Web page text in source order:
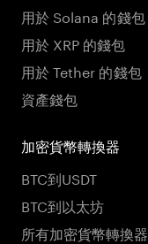
用於 Solana 的錢包
用於 XRP 的錢包
用於 Tether 的錢包
資產錢包
加密貨幣轉換器
BTC到USDT
BTC到以太坊
所有加密貨幣轉換器